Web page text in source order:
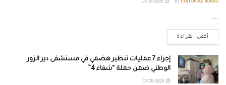
BY EDITORIAL BOARD
...
أكمل القراءة
إجراء 7 عمليات تنظير هضمي في مستشفى دير الزور
الوطني ضمن حملة “شفاء 4”